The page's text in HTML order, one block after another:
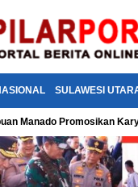
SULAWESI
Manado Promosikan